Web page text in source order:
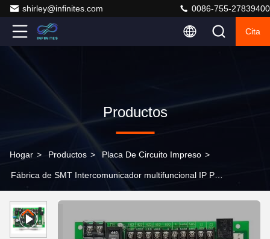
shirley@infinites.com 0086-755-27839400
Cita
Productos
Hogar > Productos > Placa De Circuito Impreso >
Fábrica de SMT Intercomunicador multifuncional IP PCB